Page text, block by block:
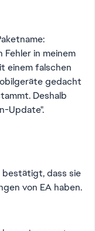
Fehler in meinem
einem falschen
gedacht
Deshalb
Update".
dass sie
von EA haben.